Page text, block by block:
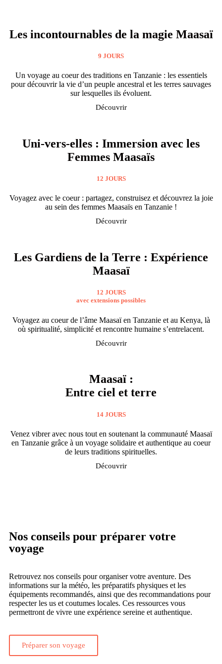
Les incontournables de la magie Maasaï
9 JOURS
Un voyage au coeur des traditions en Tanzanie : les essentiels
pour découvrir la vie d’un peuple ancestral et les terres sauvages
sur lesquelles ils évoluent.
Découvrir
Uni-vers-elles : Immersion avec les
Femmes Maasaïs
12 JOURS
Voyagez avec le coeur : partagez, construisez et découvrez la joie
au sein des femmes Maasaïs en Tanzanie !
Découvrir
Les Gardiens de la Terre : Expérience
Maasaï
12 JOURS
avec extensions possibles
Voyagez au coeur de l’âme Maasaï en Tanzanie et au Kenya, là
où spiritualité, simplicité et rencontre humaine s’entrelacent.
Découvrir
Maasaï :
Entre ciel et terre​
14 JOURS
Venez vibrer avec nous tout en soutenant la communauté Maasaï
en Tanzanie grâce à un voyage solidaire et authentique au coeur
de leurs traditions spirituelles.
Découvrir
Nos conseils pour préparer votre
voyage
Retrouvez nos conseils pour organiser votre aventure. Des
informations sur la météo, les préparatifs physiques et les
équipements recommandés, ainsi que des recommandations pour
respecter les us et coutumes locales. Ces ressources vous
permettront de vivre une expérience sereine et authentique.
Préparer son voyage